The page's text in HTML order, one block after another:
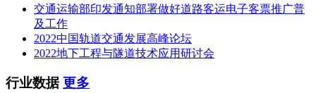
（https://cg.shenzhenmc.com）进行。
报价人应当遵守该平台的相关交易服务规定。(请有意向参与
该项目的投标人，登录https://cg.shenzhenmc.com进行网上注册
交通运输部印发通知部署做好道路客运电子客票推广普
及工作
2022中国轨道交通发展高峰论坛
2022地下工程与隧道技术应用研讨会
行业数据更多